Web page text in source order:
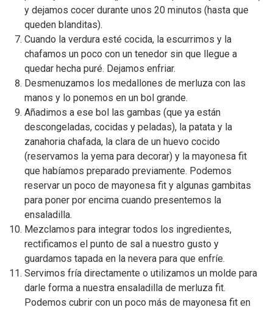
y dejamos cocer durante unos 20 minutos (hasta que
queden blanditas).
Cuando la verdura esté cocida, la escurrimos y la
chafamos un poco con un tenedor sin que llegue a
quedar hecha puré. Dejamos enfriar.
Desmenuzamos los medallones de merluza con las
manos y lo ponemos en un bol grande.
Añadimos a ese bol las gambas (que ya están
descongeladas, cocidas y peladas), la patata y la
zanahoria chafada, la clara de un huevo cocido
(reservamos la yema para decorar) y la mayonesa fit
que habíamos preparado previamente. Podemos
reservar un poco de mayonesa fit y algunas gambitas
para poner por encima cuando presentemos la
ensaladilla.
Mezclamos para integrar todos los ingredientes,
rectificamos el punto de sal a nuestro gusto y
guardamos tapada en la nevera para que enfríe.
Servimos fría directamente o utilizamos un molde para
darle forma a nuestra ensaladilla de merluza fit.
Podemos cubrir con un poco más de mayonesa fit en